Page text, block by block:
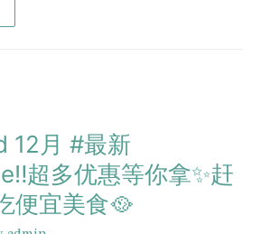
12月 #最新
超多优惠等你拿✨赶
便宜美食🥘